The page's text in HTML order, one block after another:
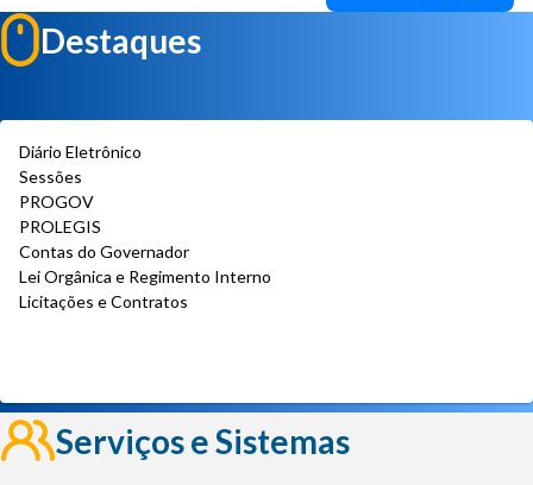
Destaques
Diário Eletrônico
Sessões
PROGOV
PROLEGIS
Contas do Governador
Lei Orgânica e Regimento Interno
Licitações e Contratos
Serviços e Sistemas